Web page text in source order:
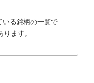
いる銘柄の一覧で
ます。